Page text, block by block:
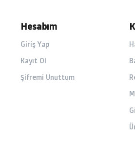
Hesabım
Giriş Yap
Kayıt Ol
Şifremi Unuttum